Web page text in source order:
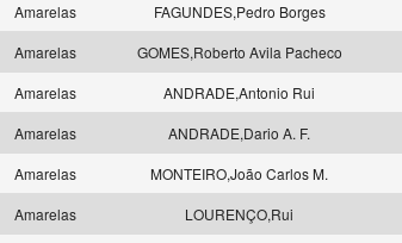
Amarelas FAGUNDES,Pedro Borges
Amarelas GOMES,Roberto Avila Pacheco
Amarelas ANDRADE,Antonio Rui
Amarelas ANDRADE,Dario A. F.
Amarelas MONTEIRO,João Carlos M.
Amarelas LOURENÇO,Rui